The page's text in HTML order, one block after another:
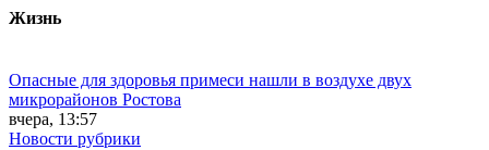
Жизнь
Опасные для здоровья примеси нашли в воздухе двух
микрорайонов Ростова
вчера, 13:57
Новости рубрики